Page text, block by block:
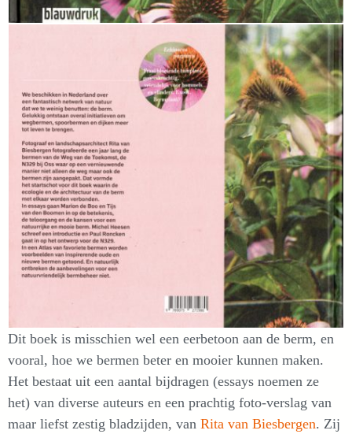
Dit boek is misschien wel een eerbetoon aan de berm, en
vooral, hoe we bermen beter en mooier kunnen maken.
Het bestaat uit een aantal bijdragen (essays noemen ze
het) van diverse auteurs en een prachtig foto-verslag van
maar liefst zestig bladzijden, van Rita van Biesbergen. Zij